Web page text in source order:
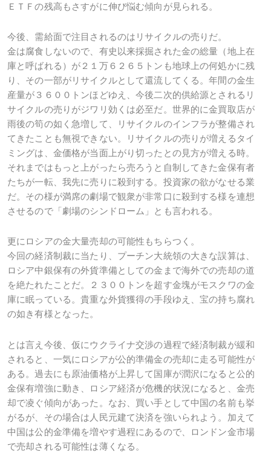
ＥＴＦの残高もさすがに伸び悩む傾向が見られる。
今後、需給面で注目されるのはリサイクルの売りだ。
金は腐食しないので、有史以来採掘された金の総量（地上在
庫と呼ばれる）が２１万６２６５トンも地球上の何処かに残
り、その一部がリサイクルとして還流してくる。年間の金生
産量が３６００トンほどゆえ、今後二次的供給源とされるリ
サイクルの売りがジワリ効くは必至だ。世界的に金買取店が
雨後の筍の如く急増して、リサイクルのインフラが整備され
てきたことも無視できない。リサイクルの売りが増えるタイ
ミングは、金価格が当面上がり切ったとの見方が増える時。
それまではもっと上がったら売ろうと自制してきた金保有者
たちが一転、我先に売りに殺到する。投資家の欲がなせる業
だ。その様が満席の劇場で観衆が非常口に殺到する様を連想
させるので「劇場のシンドローム」とも言われる。
更にロシアの金大量売却の可能性もちらつく。
今回の経済制裁に当たり、プーチン大統領の大きな誤算は、
ロシア中銀保有の外貨準備としての金まで海外での売却の道
を絶たれたことだ。２３００トンを超す金塊がモスクワの金
庫に眠っている。貴重な外貨獲得の手段ゆえ、宝の持ち腐れ
の如き有様となった。
とは言え今後、仮にウクライナ交渉の過程で経済制裁が緩和
されると、一気にロシアが公的準備金の売却に走る可能性が
ある。過去にも原油価格が上昇して国庫が潤沢になると公的
金保有増強に動き、ロシア経済が危機的状況になると、金売
却で凌ぐ傾向があった。なお、買い手として中国の名前も挙
がるが、その場合は人民元建て決済を強いられよう。加えて
中国は公的金準備を増やす過程にあるので、ロンドン金市場
で売却される可能性は薄くなる。